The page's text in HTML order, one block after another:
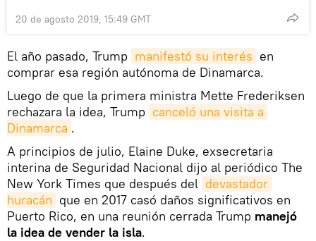
20 de agosto 2019, 15:49 GMT
El año pasado, Trump manifestó su interés en
comprar esa región autónoma de Dinamarca.
Luego de que la primera ministra Mette Frederiksen
rechazara la idea, Trump canceló una visita a
Dinamarca .
A principios de julio, Elaine Duke, exsecretaria
interina de Seguridad Nacional dijo al periódico The
New York Times que después del devastador
huracán que en 2017 casó daños significativos en
Puerto Rico, en una reunión cerrada Trump manejó
la idea de vender la isla.